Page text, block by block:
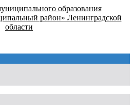
образования
район» Ленинградской
области